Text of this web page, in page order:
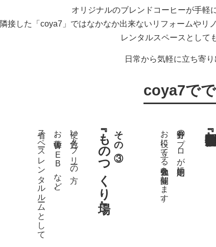
オリジナルのブレンドコーヒーが手軽
隣接した「coya7」ではなかなか出来ないリフォームやリ
レンタルスペースとして
日常から気軽に立ち寄り
coya7で
各分野のプロが定期的に
お役に立てる勉強会を開催します。
その③
『ものつくり場』
使い方色々。フリーの方、
お仕事、WEBなど。
省スペースレンタルルームとして